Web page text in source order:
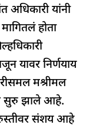
अधिकारी यांनी
होता
यावर निर्णयाय
मश्रीमल
सुरु झाले आहे.
संशय आहे